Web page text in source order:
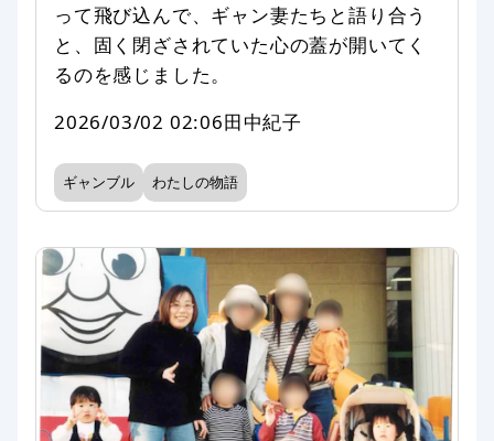
って飛び込んで、ギャン妻たちと語り合う
と、固く閉ざされていた心の蓋が開いてく
るのを感じました。
2026/03/02 02:06田中紀子
ギャンブル わたしの物語